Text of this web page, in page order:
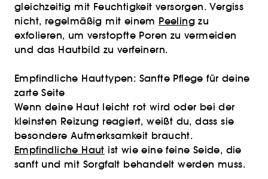
gleichzeitig mit Feuchtigkeit versorgen. Vergiss
nicht, regelmäßig mit einem Peeling zu
exfolieren, um verstopfte Poren zu vermeiden
und das Hautbild zu verfeinern.
Empfindliche Hauttypen: Sanfte Pflege für deine
zarte Seite
Wenn deine Haut leicht rot wird oder bei der
kleinsten Reizung reagiert, weißt du, dass sie
besondere Aufmerksamkeit braucht.
Empfindliche Haut ist wie eine feine Seide, die
sanft und mit Sorgfalt behandelt werden muss.